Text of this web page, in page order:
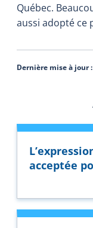
Québec.
aussi adopté ce
Dernière mise à jour :
acceptée